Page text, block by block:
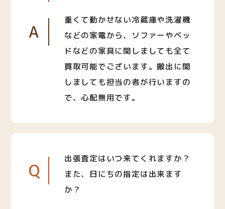
A
重くて動かせない冷蔵庫や洗濯機
などの家電から、ソファーやベッ
ドなどの家具に関しましても全て
買取可能でございます。搬出に関
しましても担当の者が行いますの
で、心配無用です。
Q
出張査定はいつ来てくれますか？
また、日にちの指定は出来ます
か？